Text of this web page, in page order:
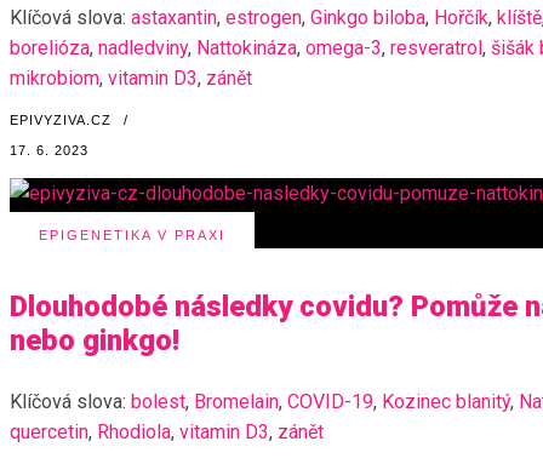
Klíčová slova: astaxantin, estrogen, Ginkgo biloba, Hořčík, klíště
borelióza, nadledviny, Nattokináza, omega-3, resveratrol, šišák
mikrobiom, vitamin D3, zánět
EPIVYZIVA.CZ /
17. 6. 2023
EPIGENETIKA V PRAXI
Dlouhodobé následky covidu? Pomůže
nebo ginkgo!
Klíčová slova: bolest, Bromelain, COVID-19, Kozinec blanitý,
quercetin, Rhodiola, vitamin D3, zánět